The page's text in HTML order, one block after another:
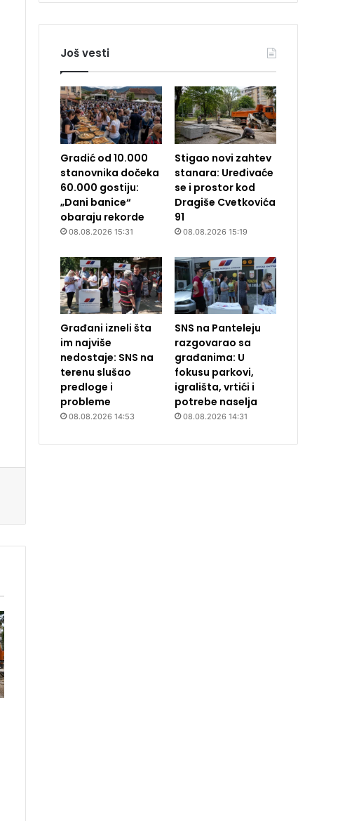
Još vesti
Gradić od 10.000
stanovnika dočeka
60.000 gostiju:
„Dani banice“
obaraju rekorde
08.08.2026 15:31
Stigao novi zahtev
stanara: Uređivaće
se i prostor kod
Dragiše Cvetkovića
91
08.08.2026 15:19
Građani izneli šta
im najviše
nedostaje: SNS na
terenu slušao
predloge i
probleme
08.08.2026 14:53
SNS na Panteleju
razgovarao sa
građanima: U
fokusu parkovi,
igrališta, vrtići i
potrebe naselja
08.08.2026 14:31